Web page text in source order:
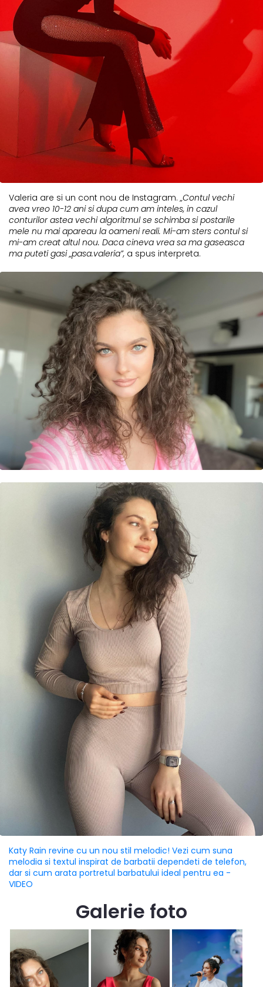
Valeria are si un cont nou de Instagram. „Contul vechi
avea vreo 10-12 ani si dupa cum am inteles, in cazul
conturilor astea vechi algoritmul se schimba si postarile
mele nu mai apareau la oameni reali. Mi-am sters contul si
mi-am creat altul nou. Daca cineva vrea sa ma gaseasca
ma puteti gasi „pasa.valeria”, a spus interpreta.
Katy Rain revine cu un nou stil melodic! Vezi cum suna
melodia si textul inspirat de barbatii dependeti de telefon,
dar si cum arata portretul barbatului ideal pentru ea -
VIDEO
Galerie foto